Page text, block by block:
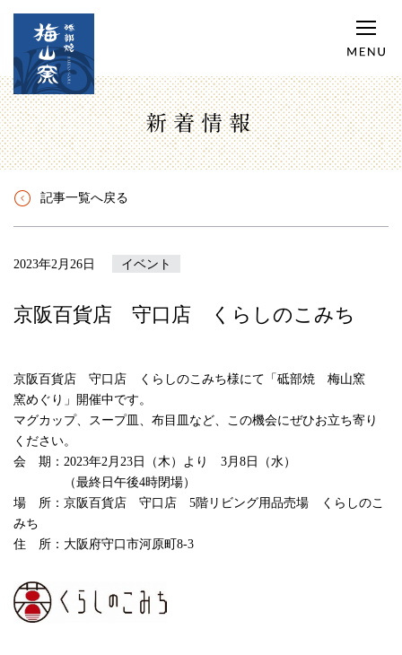
新着情報
記事一覧へ戻る
2023年2月26日 イベント
京阪百貨店 守口店 くらしのこみち
京阪百貨店 守口店 くらしのこみち様にて「砥部焼 梅山窯
窯めぐり」開催中です。
マグカップ、スープ皿、布目皿など、この機会にぜひお立ち寄り
ください。
会 期：2023年2月23日（木）より 3月8日（水）
（最終日午後4時閉場）
場 所：京阪百貨店 守口店 5階リビング用品売場 くらしのこ
みち
住 所：大阪府守口市河原町8-3